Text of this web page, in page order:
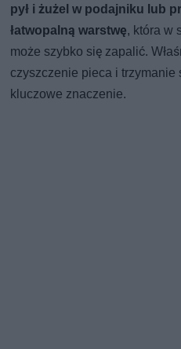
pył i żużel w podajniku lub
łatwopalną warstwę, która w
może szybko się zapalić.
czyszczenie pieca i trzymanie
kluczowe znaczenie.